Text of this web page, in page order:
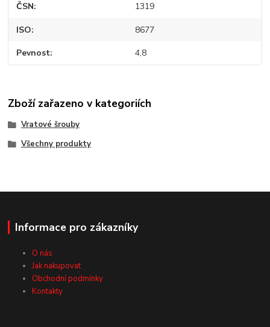
ČSN 1319
ISO 8677
Pevnost 4,8
Zboží zařazeno v kategoriích
Vratové šrouby
Všechny produkty
Informace pro zákazníky
O nás
Jak nakupovat
Obchodní podmínky
Kontakty